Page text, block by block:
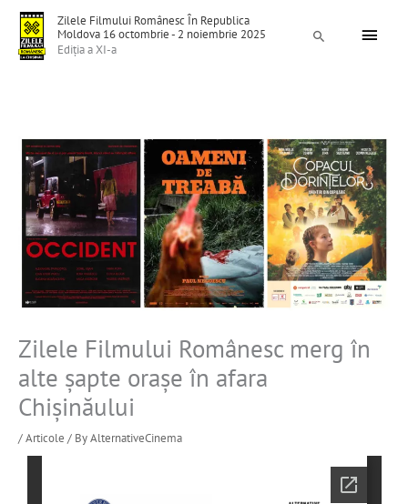
Skip
content
Zilele Filmului Românesc În Republica
Moldova 16 octombrie - 2 noiembrie 2025
Ediția a XI-a
Search
Zilele Filmului Românesc merg în
alte şapte oraşe în afara
Chişinăului
/Articole / ByAlternativeCinema